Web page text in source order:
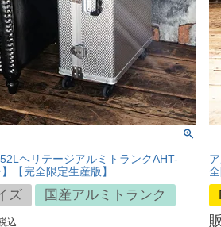
ヘリテージアルミトランクAHT-
【完全限定生産版】
ズ 国産アルミトランク
込